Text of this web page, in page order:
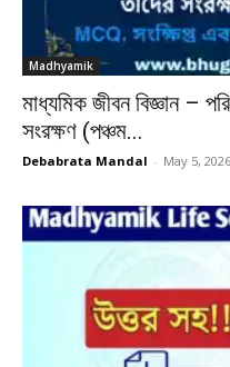
Madhyamik
মাধ্যমিক জীবন বিজ্ঞান –
সংরক্ষণ (পঞ্চম...
Debabrata Mandal - May 5, 2026